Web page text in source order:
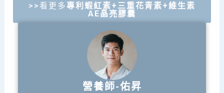
>>看更多專利蝦紅素+三重花青素+維生素
AE晶亮膠囊
營養師-佑昇